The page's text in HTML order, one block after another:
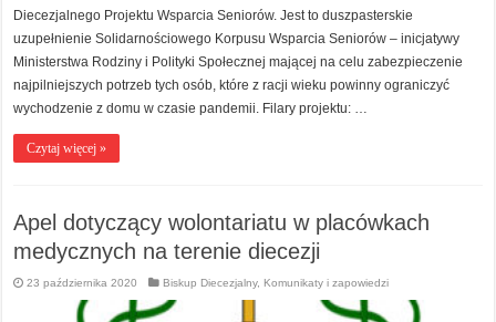
Diecezjalnego Projektu Wsparcia Seniorów. Jest to duszpasterskie
uzupełnienie Solidarnościowego Korpusu Wsparcia Seniorów – inicjatywy
Ministerstwa Rodziny i Polityki Społecznej mającej na celu zabezpieczenie
najpilniejszych potrzeb tych osób, które z racji wieku powinny ograniczyć
wychodzenie z domu w czasie pandemii. Filary projektu: …
Czytaj więcej »
Apel dotyczący wolontariatu w placówkach
medycznych na terenie diecezji
23 października 2020 Biskup Diecezjalny, Komunikaty i zapowiedzi